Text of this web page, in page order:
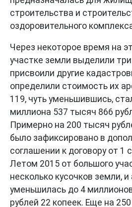
строительства и
оздоровительного
Через некоторое время на
участке земли выделили
присвоили другие
определили стоимость их
119, чуть уменьшившись,
миллиона 537 тысяч 866
Примерно на 200 тысяч
было зафиксировано в
соглашении к договору от 1
Летом 2015 от большого
несколько кусочков земли, и
уменьшилась до 4
рублей 22 копеек. Еще на